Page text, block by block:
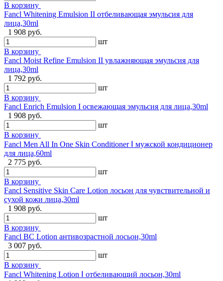
В корзину
Fancl Whitening Emulsion II отбеливающая эмульсия для
лица,30ml
1 908 руб.
шт
В корзину
Fancl Moist Refine Emulsion II увлажняющая эмульсия для
лица,30ml
1 792 руб.
шт
В корзину
Fancl Enrich Emulsion I освежающая эмульсия для лица,30ml
1 908 руб.
шт
В корзину
Fancl Men All In One Skin Conditioner Ⅰ мужской кондиционер
для лица,60ml
2 775 руб.
шт
В корзину
Fancl Sensitive Skin Care Lotion лосьон для чувствительной и
сухой кожи лица,30ml
1 908 руб.
шт
В корзину
Fancl BC Lotion антивозрастной лосьон,30ml
3 007 руб.
шт
В корзину
Fancl Whitening Lotion Ⅰ отбеливающий лосьон,30ml